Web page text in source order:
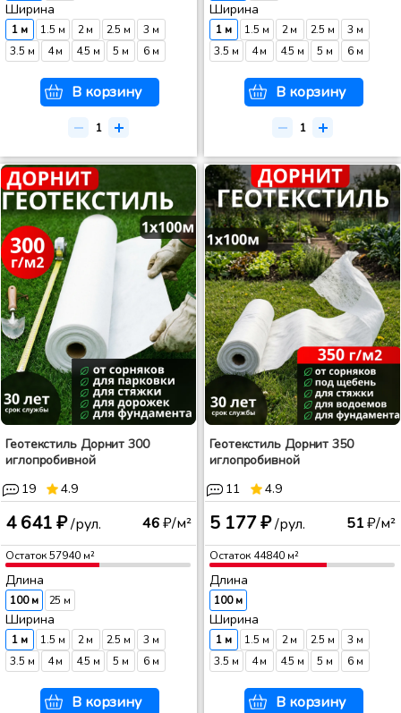
Ширина
1 м 1.5 м 2 м 2.5 м
3 м
3.5 м
4 м 4.5 м 5 м 6 м
В корзину
Ширина
1 м 1.5 м 2 м 2.5 м
3 м
3.5 м
4 м 4.5 м 5 м 6 м
В корзину
Геотекстиль Дорнит 300
иглопробивной
19
4.9
4 641 ₽/рул. 46₽/м²
Остаток57940м²
Длина
100 м 25 м
Ширина
1 м 1.5 м 2 м 2.5 м
3 м
3.5 м
4 м 4.5 м 5 м 6 м
В корзину
Геотекстиль Дорнит 350
иглопробивной
11
4.9
5 177 ₽/рул. 51₽/м²
Остаток 44840м²
Длина
100 м
Ширина
1 м 1.5 м 2 м 2.5 м
3 м
3.5 м
4 м 4.5 м 5 м 6 м
В корзину